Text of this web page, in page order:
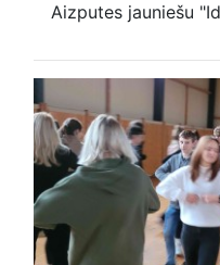
Aizputes jauniešu